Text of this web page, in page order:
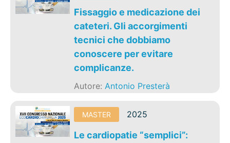
Fissaggio e medicazione dei
cateteri. Gli accorgimenti
tecnici che dobbiamo
conoscere per evitare
complicanze.
Autore:Antonio Presterà
MASTER 2025
Le cardiopatie “semplici”: